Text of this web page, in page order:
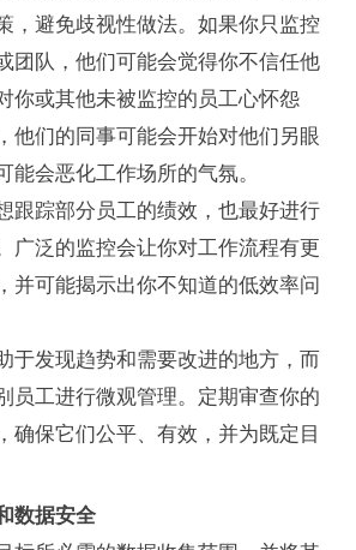
，避免歧视性做法。如果你只监控
团队，他们可能会觉得你不信任他
你或其他未被监控的员工心怀怨
他们的同事可能会开始对他们另眼
能会恶化工作场所的气氛。
跟踪部分员工的绩效，也最好进行
广泛的监控会让你对工作流程有更
并可能揭示出你不知道的低效率问
于发现趋势和需要改进的地方，而
员工进行微观管理。定期审查你的
确保它们公平、有效，并为既定目
数据安全